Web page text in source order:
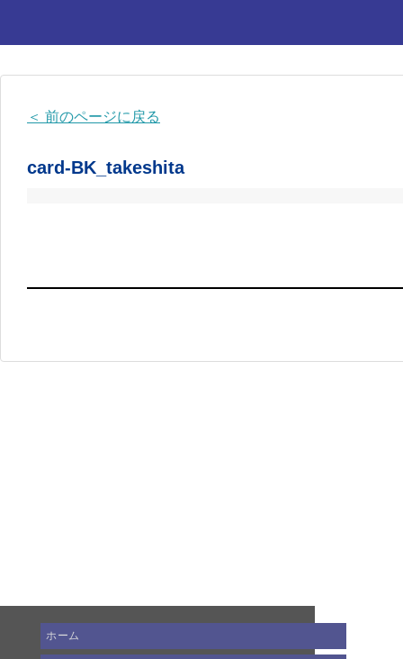
＜ 前のページに戻る
card-BK_takeshita
ホーム